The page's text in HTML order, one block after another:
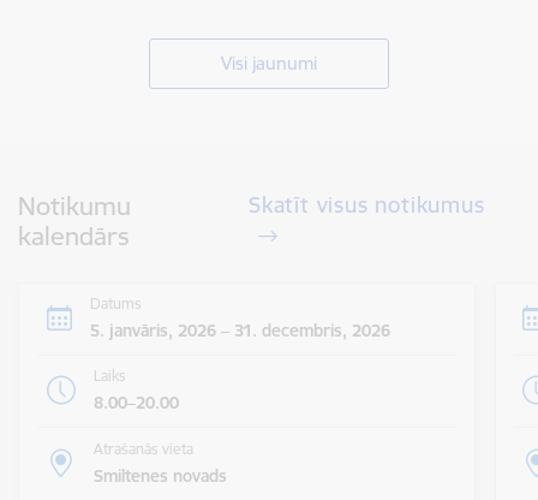
Visi jaunumi
Notikumu
kalendārs
Skatīt visus notikumus
Datums
5. janvāris, 2026 – 31. decembris, 2026
Laiks
8.00–20.00
Atrašanās vieta
Smiltenes novads